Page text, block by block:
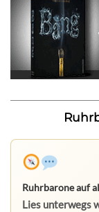
Ruhrbarone auf
Lies unterwegs